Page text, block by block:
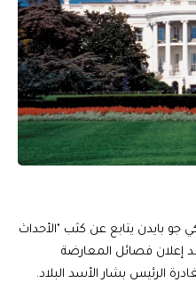
جو بايدن يتابع عن كثب "الأحداث
إعلان فصائل المعارضة
الرئيس بشار الأسد البلاد.